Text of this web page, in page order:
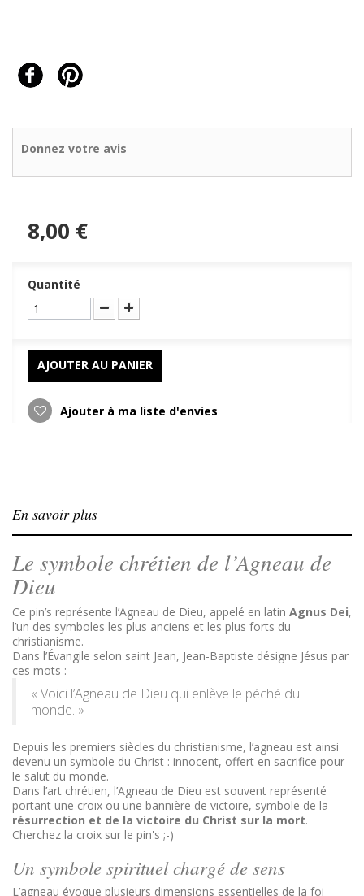
Donnez votre avis
8,00 €
Quantité
AJOUTER AU PANIER
Ajouter à ma liste d'envies
En savoir plus
Le symbole chrétien de l’Agneau de
Dieu
Ce pin’s représente l’Agneau de Dieu, appelé en latin Agnus Dei,
l’un des symboles les plus anciens et les plus forts du
christianisme.
Dans l’Évangile selon saint Jean, Jean-Baptiste désigne Jésus par
ces mots :
« Voici l’Agneau de Dieu qui enlève le péché du
monde. »
Depuis les premiers siècles du christianisme, l’agneau est ainsi
devenu un symbole du Christ : innocent, offert en sacrifice pour
le salut du monde.
Dans l’art chrétien, l’Agneau de Dieu est souvent représenté
portant une croix ou une bannière de victoire, symbole de la
résurrection et de la victoire du Christ sur la mort.
Cherchez la croix sur le pin's ;-)
Un symbole spirituel chargé de sens
L’agneau évoque plusieurs dimensions essentielles de la foi